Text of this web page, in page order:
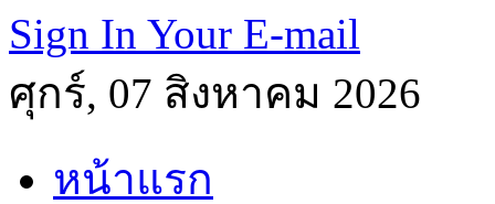
Sign In Your E-mail
ศุกร์, 07 สิงหาคม 2026
หน้าแรก